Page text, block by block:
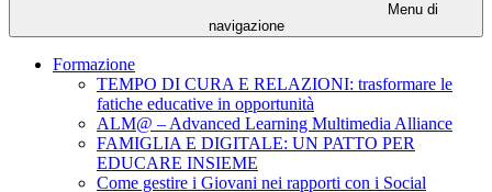
Menu di
navigazione
Formazione
TEMPO DI CURA E RELAZIONI: trasformare le
fatiche educative in opportunità
ALM@ – Advanced Learning Multimedia Alliance
FAMIGLIA E DIGITALE: UN PATTO PER
EDUCARE INSIEME
Come gestire i Giovani nei rapporti con i Social